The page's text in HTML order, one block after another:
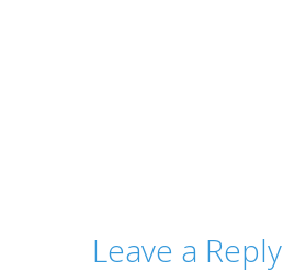
Leave a Reply